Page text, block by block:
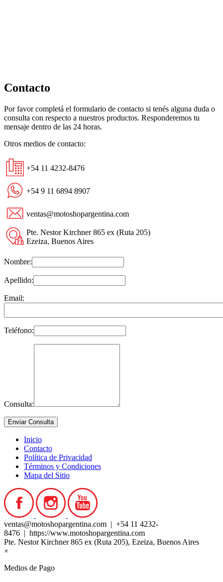
Contacto
Por favor completá el formulario de contacto si tenés alguna duda o
consulta con respecto a nuestros productos. Responderemos tu
mensaje dentro de las 24 horas.
Otros medios de contacto:
+54 11 4232-8476
+54 9 11 6894 8907
ventas@motoshopargentina.com
Pte. Nestor Kirchner 865 ex (Ruta 205)
Ezeiza, Buenos Aires
Nombre:
Apellido:
Email:
Teléfono:
Consulta:
Inicio
Contacto
Política de Privacidad
Términos y Condiciones
Mapa del Sitio
ventas@motoshopargentina.com | +54 11 4232-
8476 | https://www.motoshopargentina.com
Pte. Nestor Kirchner 865 ex (Ruta 205), Ezeiza, Buenos Aires
×
Medios de Pago